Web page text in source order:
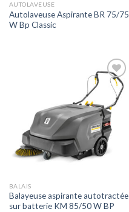
AUTOLAVEUSE
Autolaveuse Aspirante BR 75/75
W Bp Classic
Ajouter
à la liste
de
souhaits
BALAIS
Balayeuse aspirante autotractée
sur batterie KM 85/50 W BP